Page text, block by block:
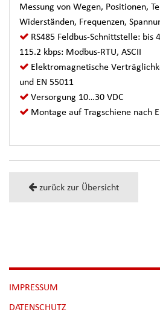
Messung von Wegen, Positionen,
Widerständen, Frequenzen,
RS485 Feldbus-Schnittstelle: bis
115.2 kbps: Modbus-RTU, ASCII
Elektromagnetische
und EN 55011
Versorgung 10…30 VDC
Montage auf Tragschiene nach
zurück zur Übersicht
NAVIGATION
ÜBERSPRINGEN
IMPRESSUM
DATENSCHUTZ